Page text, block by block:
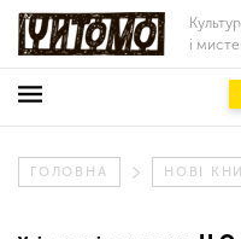
і
ГОЛОВНА НОВІ